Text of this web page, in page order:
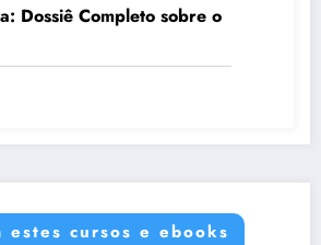
Dossiê Completo sobre o
estes cursos e ebooks